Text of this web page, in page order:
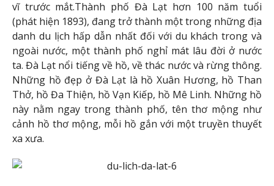
vĩ trước mắt.Thành phố Đà Lạt hơn 100 năm tuổi
(phát hiện 1893), đang trở thành một trong những địa
danh du lịch hấp dẫn nhất đối với du khách trong và
ngoài nước, một thành phố nghỉ mát lâu đời ở nước
ta. Đà Lạt nổi tiếng về hồ, về thác nước và rừng thông.
Những hồ đẹp ở Đà Lạt là hồ Xuân Hương, hồ Than
Thở, hồ Đa Thiện, hồ Vạn Kiếp, hồ Mê Linh. Những hồ
này nằm ngay trong thành phố, tên thơ mộng như
cảnh hồ thơ mộng, mỗi hồ gắn với một truyền thuyết
xa xưa.